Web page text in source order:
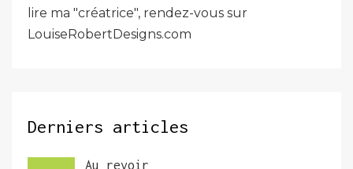
lire ma "créatrice", rendez-vous sur
LouiseRobertDesigns.com
Derniers articles
Au revoir